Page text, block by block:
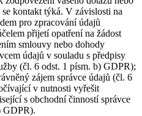
kontakt týká. V závislosti na
pro zpracování údajů
přijetí opatření na žádost
smlouvy nebo dohody
údajů v souladu s předpisy
(čl. 6 odst. 1 písm. b) GDPR);
zájem správce údajů (čl. 6
v nutnosti vyřešit
s obchodní činností správce
GDPR).